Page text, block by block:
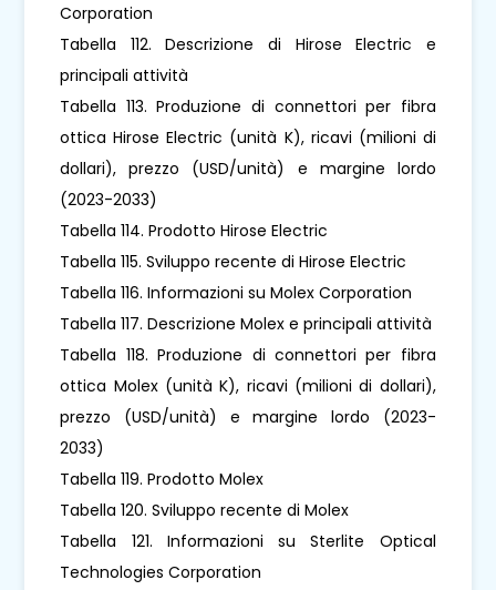
Corporation
Tabella 112. Descrizione di Hirose Electric e
principali attività
Tabella 113. Produzione di connettori per fibra
ottica Hirose Electric (unità K), ricavi (milioni di
dollari), prezzo (USD/unità) e margine lordo
(2023-2033)
Tabella 114. Prodotto Hirose Electric
Tabella 115. Sviluppo recente di Hirose Electric
Tabella 116. Informazioni su Molex Corporation
Tabella 117. Descrizione Molex e principali attività
Tabella 118. Produzione di connettori per fibra
ottica Molex (unità K), ricavi (milioni di dollari),
prezzo (USD/unità) e margine lordo (2023-
2033)
Tabella 119. Prodotto Molex
Tabella 120. Sviluppo recente di Molex
Tabella 121. Informazioni su Sterlite Optical
Technologies Corporation